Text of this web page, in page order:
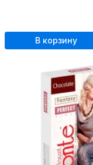
В корзину